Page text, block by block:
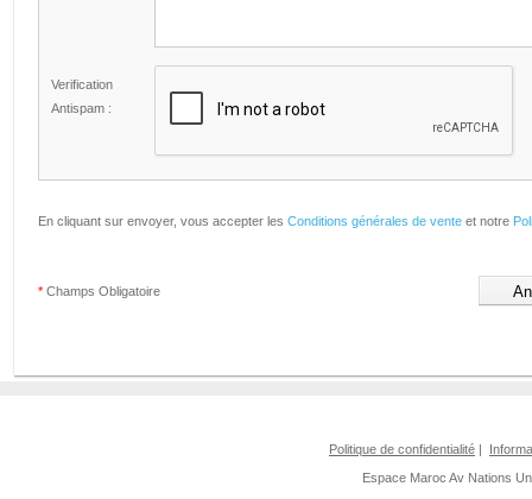
Verification
Antispam :
En cliquant sur envoyer, vous accepter les Conditions générales de vente et notre
* Champs Obligatoire
Politique de confidentialité |
Espace Maroc Av Nations